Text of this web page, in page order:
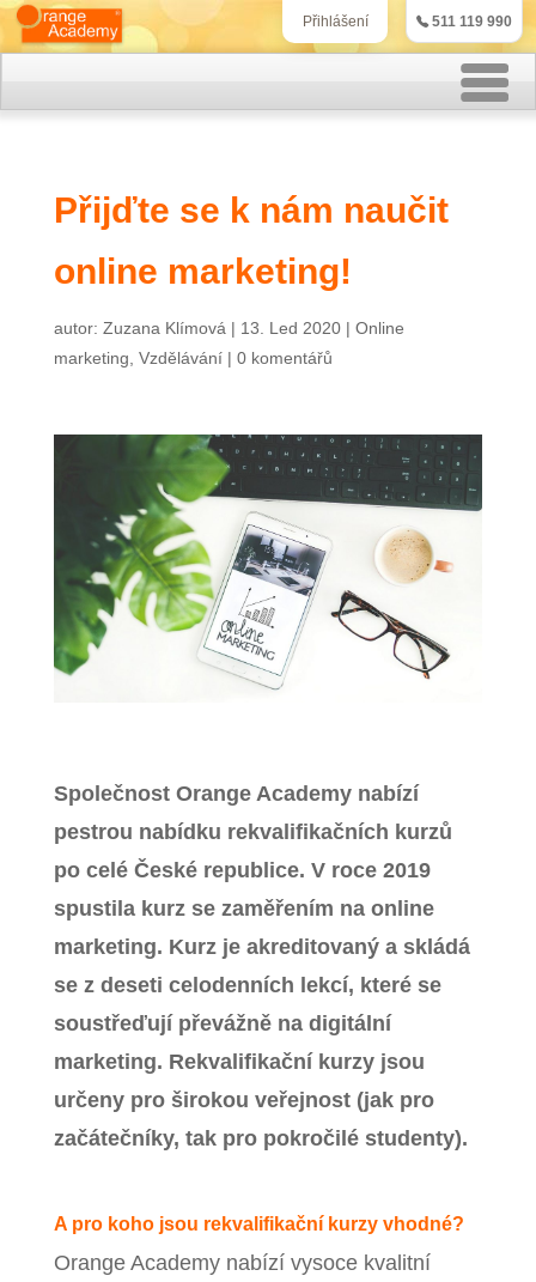
Přihlášení 511 119 990
Kurzy účetnictví
Kurzy personalistiky
Kurzy marketingu
Jazykové kurzy
Kontakt
Zavřít menu
Přijďte se k nám naučit
online marketing!
autor: Zuzana Klímová | 13. Led 2020| Online
marketing Vzdělávání| 0 komentářů
Společnost Orange Academy nabízí
pestrou nabídku rekvalifikačních kurzů
po celé České republice. V roce 2019
spustila kurz se zaměřením na online
marketing. Kurz je akreditovaný a skládá
se z deseti celodenních lekcí, které se
soustřeďují převážně na digitální
marketing. Rekvalifikační kurzy jsou
určeny pro širokou veřejnost (jak pro
začátečníky, tak pro pokročilé studenty).
A pro koho jsou rekvalifikační kurzy vhodné?
Orange Academy nabízí vysoce kvalitní